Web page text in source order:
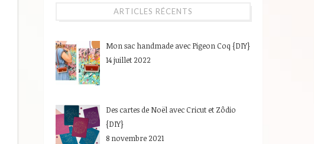
ARTICLES RÉCENTS
Mon sac handmade avec Pigeon Coq {DIY}
14 juillet 2022
Des cartes de Noël avec Cricut et Zôdio
{DIY}
8 novembre 2021